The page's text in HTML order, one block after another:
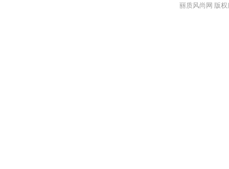
丽质风尚网 版